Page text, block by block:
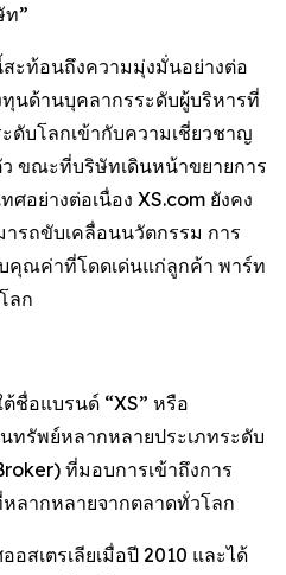
ท”
ะท้อนถึงความมุ่งมั่นอย่างต่อ
ทุนด้านบุคลากรระดับผู้บริหารที่
ดับโลกเข้ากับความเชี่ยวชาญ
ขณะที่บริษัทเดินหน้าขยายการ
ศอย่างต่อเนื่อง XS.com ยังคง
รถขับเคลื่อนนวัตกรรม การ
คุณค่าที่โดดเด่นแก่ลูกค้า พาร์ท
ลก
ชื่อแบรนด์ “XS” หรือ
นทรัพย์หลากหลายประเภทระดับ
ที่มอบการเข้าถึงการ
ลากหลายจากตลาดทั่วโลก
อสเตรเลียเมื่อปี 2010 และได้